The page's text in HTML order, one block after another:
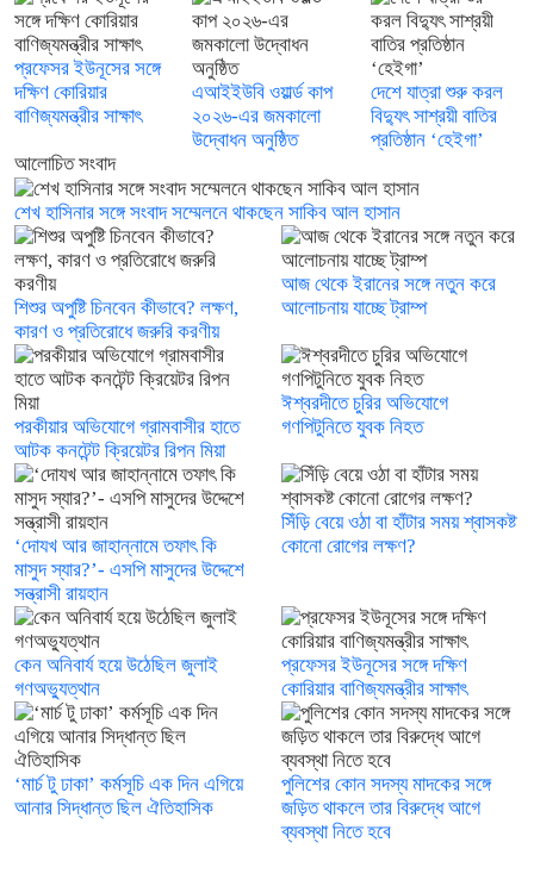
প্রফেসর ইউনূসের সঙ্গে
দক্ষিণ কোরিয়ার
বাণিজ্যমন্ত্রীর সাক্ষাৎ
এআইইউবি ওয়ার্ল্ড কাপ
২০২৬-এর জমকালো
উদ্বোধন অনুষ্ঠিত
দেশে যাত্রা শুরু করল
বিদ্যুৎ সাশ্রয়ী বাতির
প্রতিষ্ঠান ‘হেইগা’
আলোচিত সংবাদ
শেখ হাসিনার সঙ্গে সংবাদ সম্মেলনে থাকছেন সাকিব আল হাসান
শিশুর অপুষ্টি চিনবেন কীভাবে? লক্ষণ,
কারণ ও প্রতিরোধে জরুরি করণীয়
আজ থেকে ইরানের সঙ্গে নতুন করে
আলোচনায় যাচ্ছে ট্রাম্প
পরকীয়ার অভিযোগে গ্রামবাসীর হাতে
আটক কনটেন্ট ক্রিয়েটর রিপন মিয়া
ঈশ্বরদীতে চুরির অভিযোগে
গণপিটুনিতে যুবক নিহত
‘দোযখ আর জাহান্নামে তফাৎ কি
মাসুদ স্যার?’- এসপি মাসুদের উদ্দেশে
সন্ত্রাসী রায়হান
সিঁড়ি বেয়ে ওঠা বা হাঁটার সময় শ্বাসকষ্ট
কোনো রোগের লক্ষণ?
কেন অনিবার্য হয়ে উঠেছিল জুলাই
গণঅভ্যুত্থান
প্রফেসর ইউনূসের সঙ্গে দক্ষিণ
কোরিয়ার বাণিজ্যমন্ত্রীর সাক্ষাৎ
‘মার্চ টু ঢাকা’ কর্মসূচি এক দিন এগিয়ে
আনার সিদ্ধান্ত ছিল ঐতিহাসিক
পুলিশের কোন সদস্য মাদকের সঙ্গে
জড়িত থাকলে তার বিরুদ্ধে আগে
ব্যবস্থা নিতে হবে